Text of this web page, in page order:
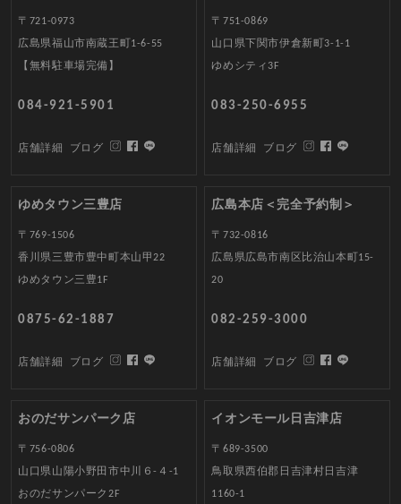
〒721-0973
広島県福山市南蔵王町1-6-55
【無料駐車場完備】
084-921-5901
店舗詳細 ブログ
〒751-0869
山口県下関市伊倉新町3-1-1
ゆめシティ3F
083-250-6955
店舗詳細 ブログ
ゆめタウン三豊店
〒769-1506
香川県三豊市豊中町本山甲22
ゆめタウン三豊1F
0875-62-1887
店舗詳細 ブログ
広島本店＜完全予約制＞
〒732-0816
広島県広島市南区比治山本町15-
20
082-259-3000
店舗詳細 ブログ
おのだサンパーク店
〒756-0806
山口県山陽小野田市中川６-４-1
おのだサンパーク2F
イオンモール日吉津店
〒689-3500
鳥取県西伯郡日吉津村日吉津
1160-1